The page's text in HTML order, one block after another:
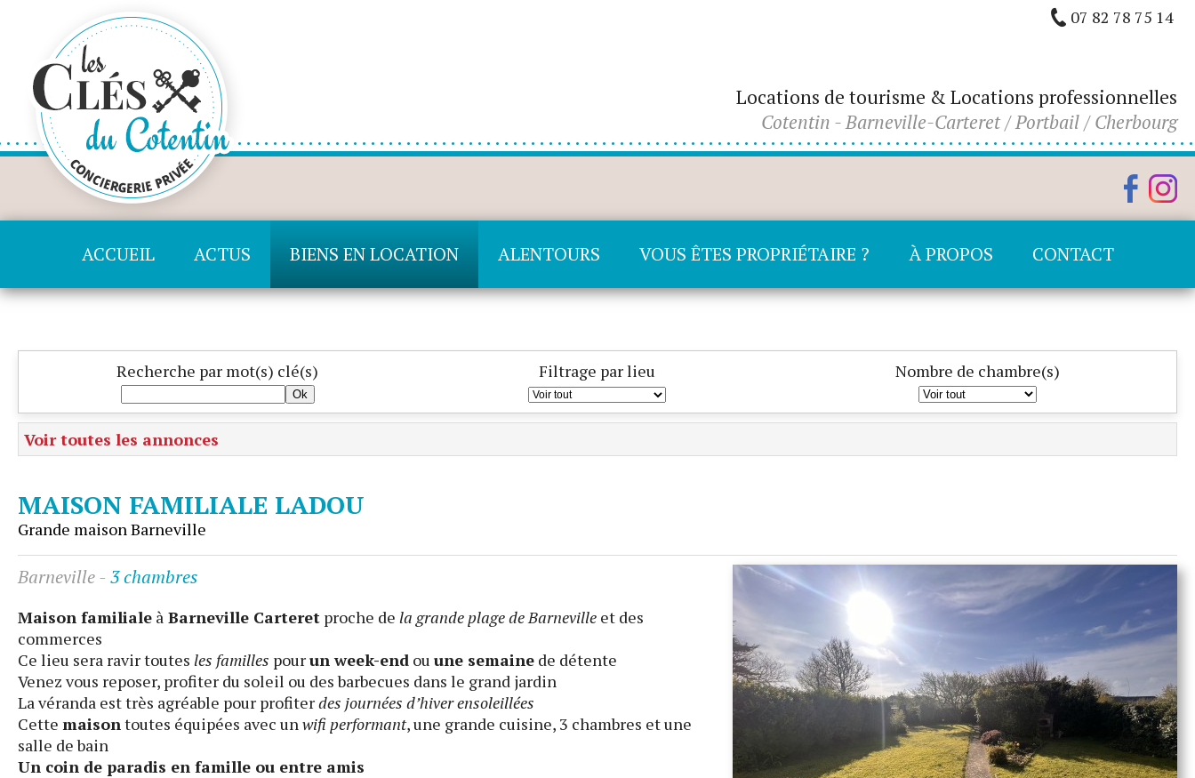
07 82 78 75 14
Locations de tourisme & Locations professionnelles
Cotentin - Barneville-Carteret / Portbail / Cherbourg
ACCUEIL ACTUS BIENS EN LOCATION ALENTOURS VOUS ÊTES PROPRIÉTAIRE ? À PROPOS CONTACT
Recherche par mot(s) clé(s) Filtrage par lieu Nombre de chambre(s)
Voir toutes les annonces
MAISON FAMILIALE LADOU
Grande maison Barneville
Barneville- 3 chambres
Maison familiale à Barneville Carteret proche de la grande plage de Barneville et des
commerces
Ce lieu sera ravir toutes les familles pourun week-end ou une semaine de détente
Venez vous reposer, profiter du soleil ou des barbecues dans le grand jardin
La véranda est très agréable pour profiterdes journées d’hiver ensoleillées
Cette maisontoutes équipées avec unwifi performant, une grande cuisine, 3 chambres et une
salle de bain
Un coin de paradis en famille ou entre amis